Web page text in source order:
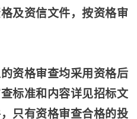
及资信文件，按资格审
资格审查均采用资格后
标准和内容详见招标文
只有资格审查合格的投